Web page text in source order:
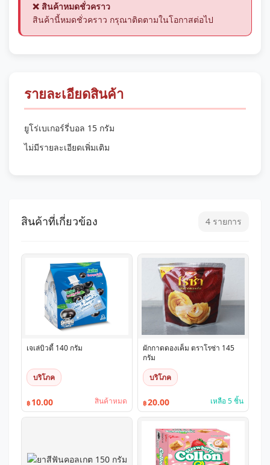
❌ สินค้าหมดชั่วคราว
สินค้านี้หมดชั่วคราว กรุณาติดตามในโอกาสต่อไป
รายละเอียดสินค้า
ยูโร่เบเกอร์รี่บอล 15 กรัม
ไม่มีรายละเอียดเพิ่มเติม
สินค้าที่เกี่ยวข้อง 4 รายการ
เจเล่บิวตี้ 140 กรัม
บริโภค
฿ 10.00 สินค้าหมด
ผักกาดดองเค็ม ตราโรซ่า 145
กรัม
บริโภค
฿20.00 เหลือ 5 ชิ้น